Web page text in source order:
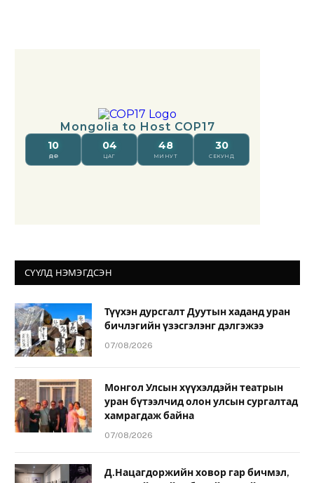
СҮҮЛД НЭМЭГДСЭН
Түүхэн дурсгалт Дуутын хаданд уран
бичлэгийн үзэсгэлэнг дэлгэжээ
07/08/2026
Монгол Улсын хүүхэлдэйн театрын
уран бүтээлчид олон улсын сургалтад
хамрагдаж байна
07/08/2026
Д.Нацагдоржийн ховор гар бичмэл,